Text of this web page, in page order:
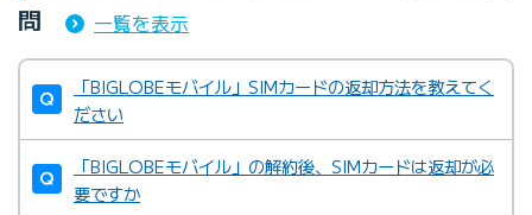
問
一覧を表示
「BIGLOBEモバイル」SIMカードの返却方法を教えてく
ださい
「BIGLOBEモバイル」の解約後、SIMカードは返却が必
要ですか